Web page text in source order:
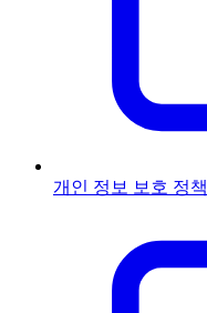
개인 정보 보호 정책